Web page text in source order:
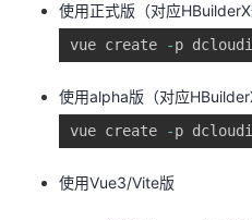
使用正式版（对应HBuilderX
vue create -p
使用alpha版（对应
vue create -p
使用Vue3/Vite版